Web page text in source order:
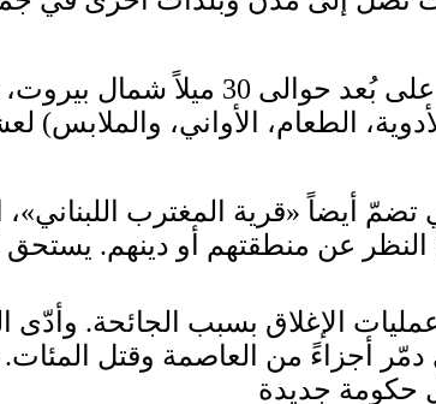
الآن، تؤكّد قيص أنّها عادت نهائياً
الطعام، الأواني، والملابس)
تضمّ أيضاً «قرية المغترب
في عام 2019، وتفاقم مع عمليات
ثم جاء انفجار مرفأ بيروت عام 2020، الذي دمّر